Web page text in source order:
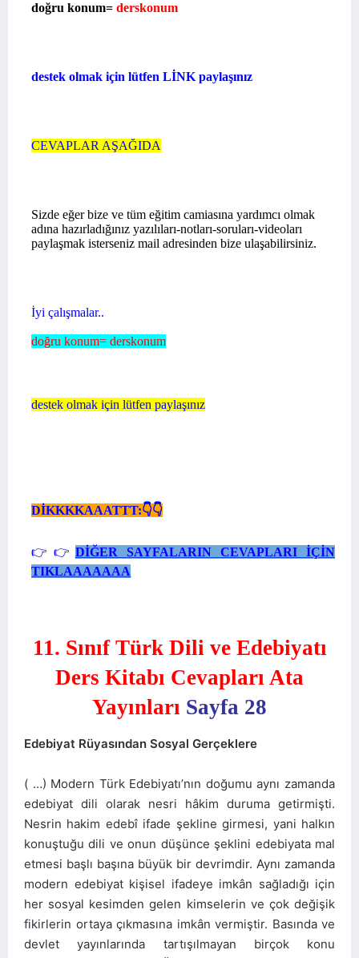
doğru konum=derskonum
destek olmak için lütfen LİNK paylaşınız
CEVAPLAR AŞAĞIDA
Sizde eğer bize ve tüm eğitim camiasına yardımcı olmak
adına hazırladığınız yazılıları-notları-soruları-videoları
paylaşmak isterseniz mail adresinden bize ulaşabilirsiniz.
İyi çalışmalar..
doğru konum= derskonum
destek olmak için lütfen paylaşınız
DİKKKKAAATTT:👇👇
👉 👉 DİĞER SAYFALARIN CEVAPLARI İÇİN
TIKLAAAAAAA
11. Sınıf Türk Dili ve Edebiyatı
Ders Kitabı Cevapları Ata
Yayınları Sayfa 28
Edebiyat Rüyasından Sosyal Gerçeklere
( …) Modern Türk Edebiyatı’nın doğumu aynı zamanda
edebiyat dili olarak nesri hâkim duruma getirmişti.
Nesrin hakim edebî ifade şekline girmesi, yani halkın
konuştuğu dili ve onun düşünce şeklini edebiyata mal
etmesi başlı başına büyük bir devrimdir. Aynı zamanda
modern edebiyat kişisel ifadeye imkân sağladığı için
her sosyal kesimden gelen kimselerin ve çok değişik
fikirlerin ortaya çıkmasına imkân vermiştir. Basında ve
devlet yayınlarında tartışılmayan birçok konu